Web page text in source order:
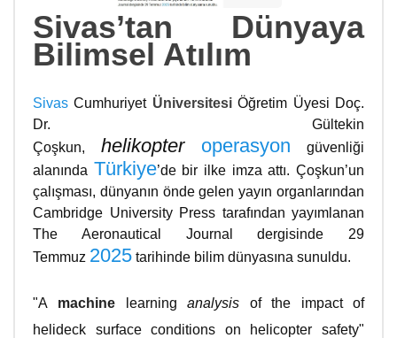
Sivas’tan Dünyaya
Bilimsel Atılım
Sivas Cumhuriyet ÜniversitesiÖğretim Üyesi Doç.
Dr. Gültekin
Çoşkun,helikopter operasyon güvenliği
alanında Türkiye’de bir ilke imza attı. Çoşkun’un
çalışması, dünyanın önde gelen yayın organlarından
Cambridge University Press tarafından yayımlanan
The Aeronautical Journal dergisinde 29
Temmuz 2025 tarihinde bilim dünyasına sunuldu.
"A machine learninganalysis of the impact of
helideck surface conditions on helicopter safety"